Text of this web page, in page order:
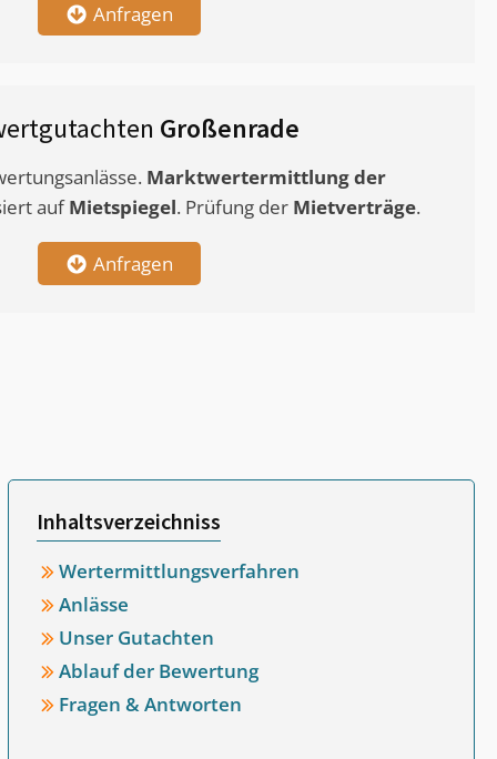
Anfragen
Großenrade
Marktwertermittlungder
aufMietspiegel. Prüfung der Mietverträge.
Anfragen
Inhaltsverzeichniss
Wertermittlungsverfahren
Anlässe
Unser Gutachten
Ablauf der Bewertung
Fragen & Antworten